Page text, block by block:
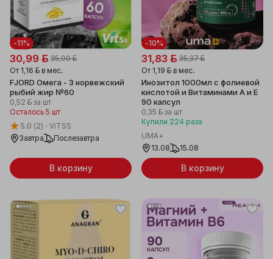
-11%
30,99 ƃ 35,00 ƃ
От 1,16 ƃ в мес.
FJORD Омега - 3 норвежский
рыбий жир №60
0,52 ƃ за шт
Осталось 5 шт
5.0 (2)
ViTSS
Завтра
Послезавтра
В корзину
-10%
31,83 ƃ 35,37 ƃ
От 1,19 ƃ в мес.
Инозитол 1000мл с фолиевой
кислотой и Витаминами A и E
90 капсул
0,35 ƃ за шт
Купили 224 раза
UMA+
13.08
15.08
В корзину